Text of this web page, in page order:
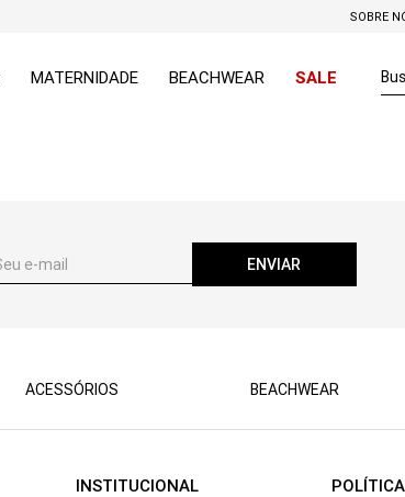
SOBRE
MATERNIDADE BEACHWEAR SALE
ENVIAR
ACESSÓRIOS BEACHWEAR
INSTITUCIONAL